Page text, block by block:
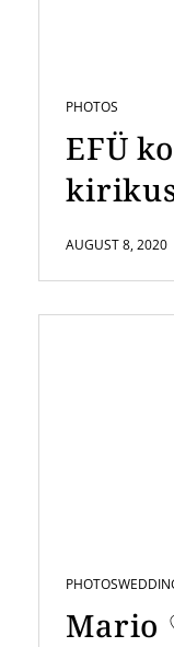
PHOTOS
EFÜ
AUGUST 8, 2020
PHOTOS
Mario